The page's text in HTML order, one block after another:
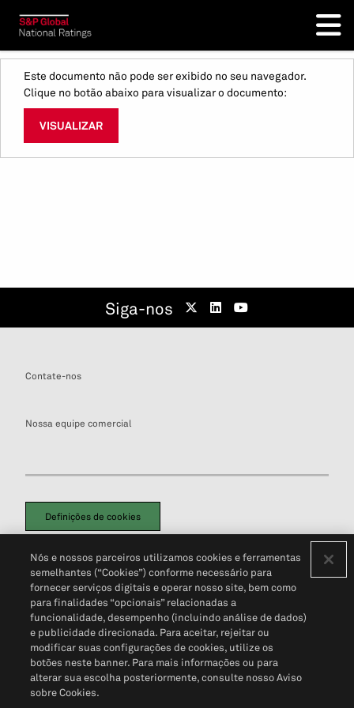
Este documento não pode ser exibido no seu navegador.
Clique no botão abaixo para visualizar o documento:
VISUALIZAR
Siga-nos
Contate-nos
Nossa equipe comercial
Definições de cookies
Política de PrivacidadePortal de privacidade do cliente (em inglês)
Não Venda Minhas Informações Pessoais© 2026 S&P Global
Nós e nossos parceiros utilizamos cookies e ferramentas
semelhantes (“Cookies”) conforme necessário para
fornecer serviços digitais e operar nosso site, bem como
para finalidades “opcionais” relacionadas a
funcionalidade, desempenho (incluindo análise de dados)
e publicidade direcionada. Para aceitar, rejeitar ou
modificar suas configurações de cookies, utilize os
botões neste banner. Para mais informações ou para
alterar sua escolha posteriormente, consulte nosso Aviso
sobre Cookies.